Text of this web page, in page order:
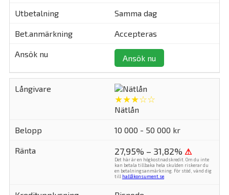
Samma dag
Accepteras
Ansök nu
★★★☆☆
Nätlån
10 000 - 50 000 kr
27,95% – 31,82% ⚠
Det här är en högkostnadskredit. Om du inte
kan betala tillbaka hela skulden riskerar du
en betalningsanmärkning. För stöd, vänd dig
till hallåkonsument.se